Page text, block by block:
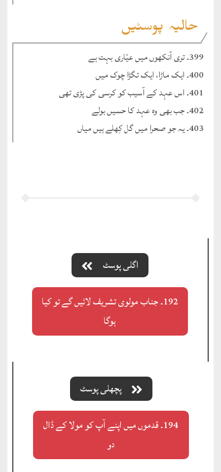
حالیہ پوسٹیں
399۔ تری آنکھوں میں عیّاری بہت ہے
400۔ ایک ماڑا، ایک تگڑا چوک میں
401۔ اس عہد کے آسیب کو کرسی کی پڑی تھی
402۔ جب بھی وہ عہد کا حسیں بولے
403۔ یہ جو صحرا میں گل کِھلے ہیں میاں
اگلی پوسٹ
192۔ جناب مولوی تشریف لائیں گے تو کیا
ہوگا
پچھلی پوسٹ
194۔ قدموں میں اپنے آپ کو مولا کے ڈال
دو